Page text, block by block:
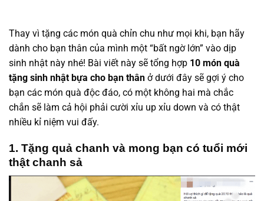
Thay vì tặng các món quà chỉn chu như mọi khi, bạn hãy
dành cho bạn thân của mình một “bất ngờ lớn” vào dịp
sinh nhật này nhé! Bài viết này sẽ tổng hợp 10 món quà
tặng sinh nhật bựa cho bạn thân ở dưới đây sẽ gợi ý cho
bạn các món quà độc đáo, có một không hai mà chắc
chắn sẽ làm cả hội phải cười xỉu up xỉu down và có thật
nhiều kỉ niệm vui đấy.
1. Tặng quả chanh và mong bạn có tuổi mới
thật chanh sả